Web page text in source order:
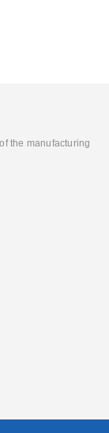
the manufacturing